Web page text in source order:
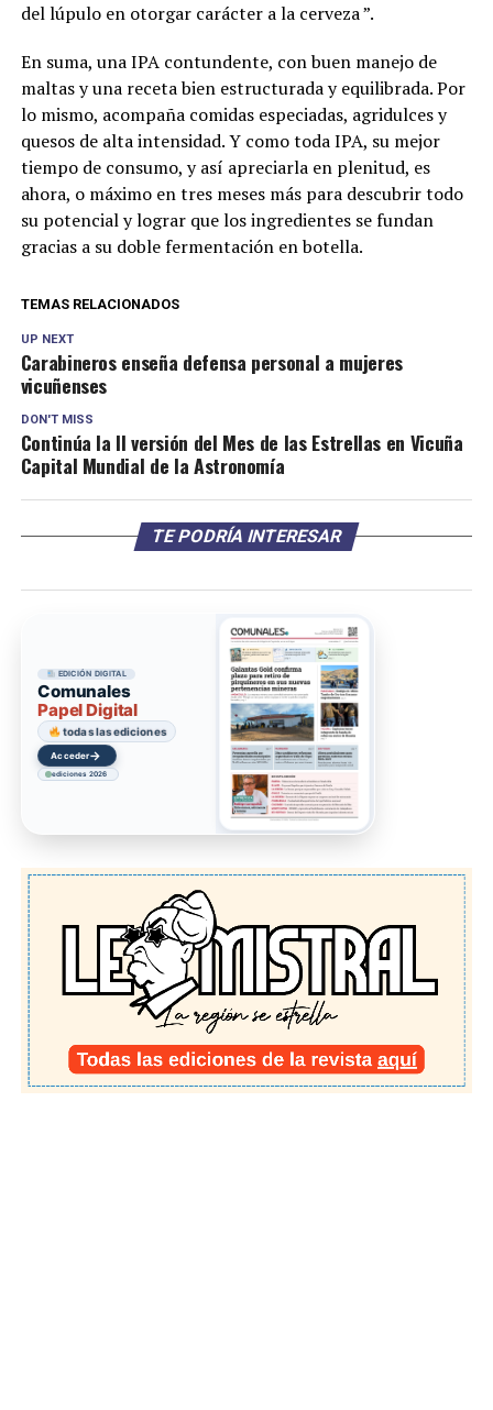
del lúpulo en otorgar carácter a la cerveza ”.
En suma, una IPA contundente, con buen manejo de
maltas y una receta bien estructurada y equilibrada. Por
lo mismo, acompaña comidas especiadas, agridulces y
quesos de alta intensidad. Y como toda IPA, su mejor
tiempo de consumo, y así apreciarla en plenitud, es
ahora, o máximo en tres meses más para descubrir todo
su potencial y lograr que los ingredientes se fundan
gracias a su doble fermentación en botella.
TEMAS RELACIONADOS
UP NEXT
Carabineros enseña defensa personal a mujeres
vicuñenses
DON'T MISS
Continúa la II versión del Mes de las Estrellas en Vicuña
Capital Mundial de la Astronomía
TE PODRÍA INTERESAR
EDICIÓN DIGITAL
Comunales
Papel Digital
todas las ediciones
Acceder→
ediciones 2026